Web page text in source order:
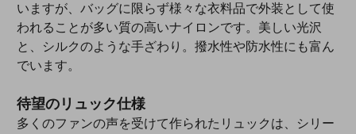
いますが、バッグに限らず様々な衣料品で外装として使
われることが多い質の高いナイロンです。美しい光沢
と、シルクのような手ざわり。撥水性や防水性にも富ん
でいます。
待望のリュック仕様
多くのファンの声を受けて作られたリュックは、シリー